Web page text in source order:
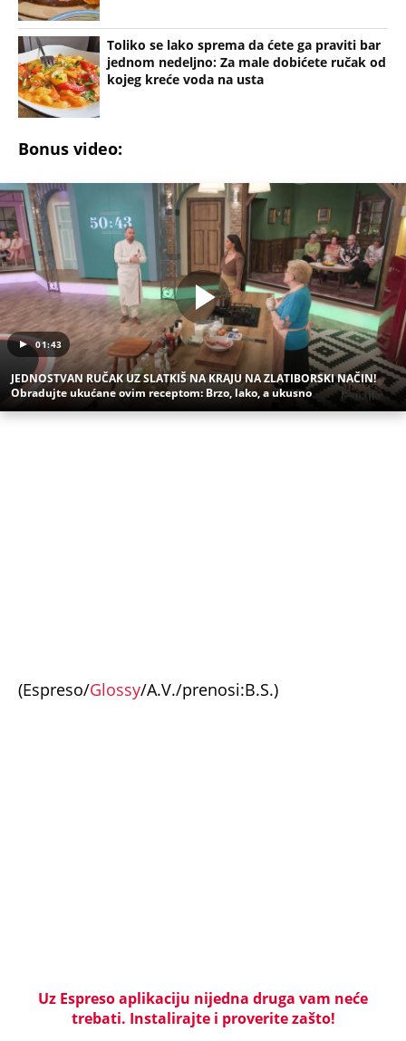
Toliko se lako sprema da ćete ga praviti bar
jednom nedeljno: Za male dobićete ručak od
kojeg kreće voda na usta
Bonus video:
01:43
JEDNOSTVAN RUČAK UZ SLATKIŠ NA KRAJU NA ZLATIBORSKI NAČIN!
Obradujte ukućane ovim receptom: Brzo, lako, a ukusno
(Espreso/Glossy/A.V./prenosi:B.S.)
Uz Espreso aplikaciju nijedna druga vam neće
trebati. Instalirajte i proverite zašto!